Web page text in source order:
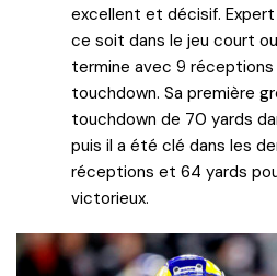
excellent et décisif.
ce soit dans le jeu court
termine avec 9 réceptions
touchdown. Sa première
touchdown de 70 yards
puis il a été clé dans les
réceptions et 64 yards
victorieux.